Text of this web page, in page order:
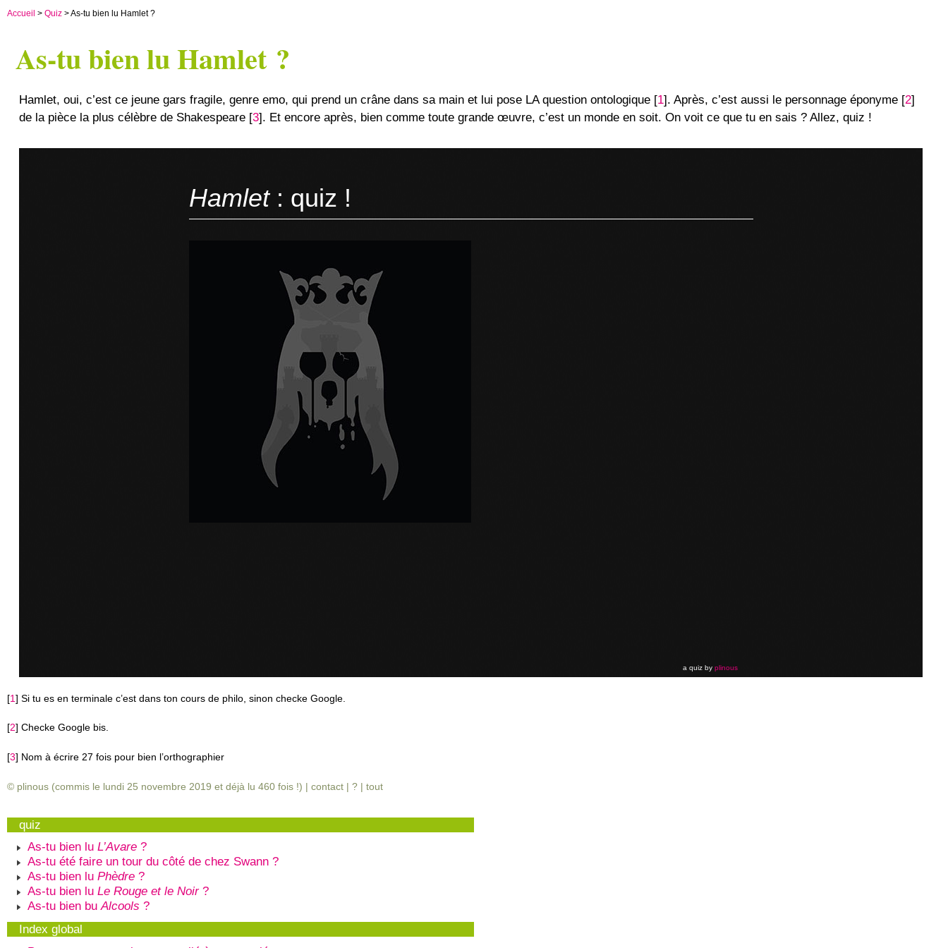
Accueil > Quiz > As-tu bien lu Hamlet ?
As-tu bien lu Hamlet ?
Hamlet, oui, c’est ce jeune gars fragile, genre emo, qui prend un crâne dans sa main et lui pose LA question ontologique [1]. Après, c’est aussi le personnage éponyme [2]
de la pièce la plus célèbre de Shakespeare [3]. Et encore après, bien comme toute grande œuvre, c’est un monde en soit. On voit ce que tu en sais ? Allez, quiz !
[1] Si tu es en terminale c’est dans ton cours de philo, sinon checke Google.
[2] Checke Google bis.
[3] Nom à écrire 27 fois pour bien l’orthographier
© plinous (commis le lundi 25 novembre 2019 et déjà lu 460 fois !) | contact | ? | tout
quiz
As-tu bien lu L’Avare?
As-tu été faire un tour du côté de chez Swann ?
As-tu bien lu Phèdre?
As-tu bien lu Le Rouge et le Noir?
As-tu bien buAlcools ?
Index global